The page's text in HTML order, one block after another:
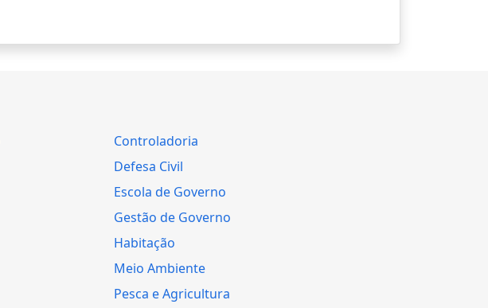
Controladoria
Defesa Civil
Escola de Governo
Gestão de Governo
Habitação
Meio Ambiente
Pesca e Agricultura